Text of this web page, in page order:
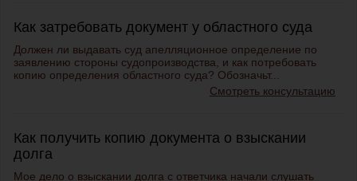
Как затребовать документ у областного суда
Должен ли выдавать суд апелляционное определение по
заявлению стороны судопроизводства, и как потребовать
копию определения областного суда? Обозначьт...
Смотреть консультацию
Как получить копию документа о взыскании
долга
Мое дело о взыскании долга с ответчика начали слушать